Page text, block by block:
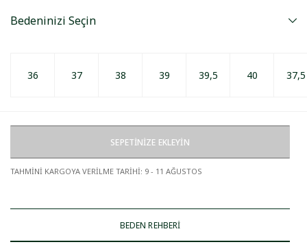
Bedeninizi Seçin
36 37 38 39 39,5 40 37,5
SEPETİNİZE EKLEYİN
TAHMİNİ KARGOYA VERİLME TARİHİ: 9 - 11 AĞUSTOS
BEDEN REHBERİ